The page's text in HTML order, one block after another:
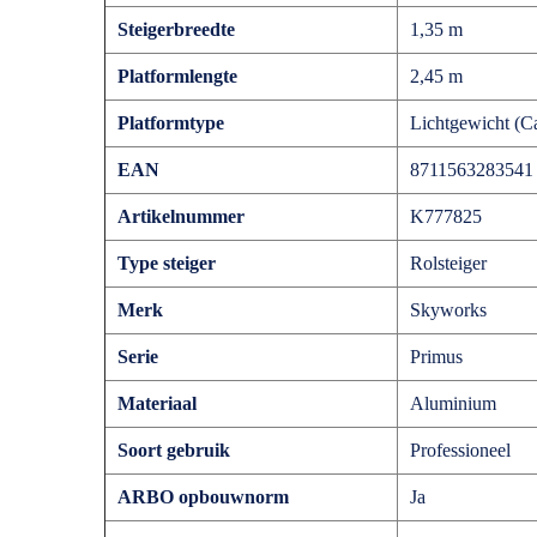
Steigerbreedte 1,35 m
Platformlengte 2,45 m
Platformtype Lichtgewicht
EAN 8711563283541
Artikelnummer K777825
Type steiger Rolsteiger
Merk Skyworks
Serie Primus
Materiaal Aluminium
Soort gebruik Professioneel
ARBO opbouwnorm Ja